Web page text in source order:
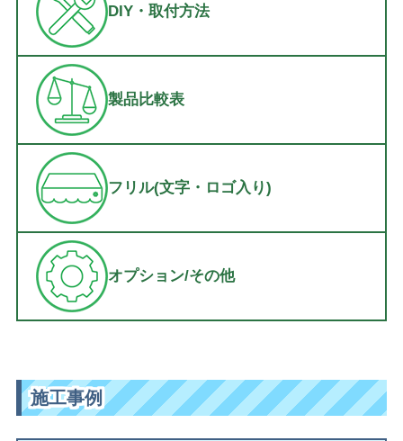
DIY・取付方法
製品比較表
フリル(文字・ロゴ入り)
オプション/その他
施工事例